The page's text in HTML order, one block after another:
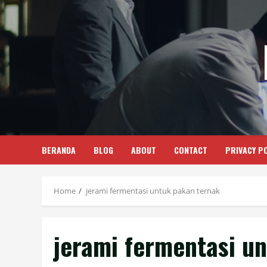
Skip
content
BERANDA BLOG ABOUT CONTACT PRIVACY
Home jerami fermentasi untuk pakan ternak
jerami fermentasi